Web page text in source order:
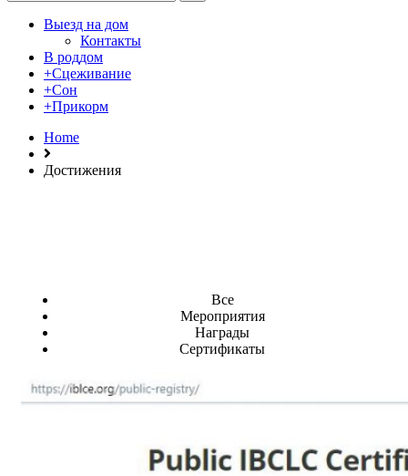
Выезд на дом
Контакты
В роддом
+Сцеживание
+Сон
+Прикорм
Home
Достижения
Все
Мероприятия
Награды
Сертификаты